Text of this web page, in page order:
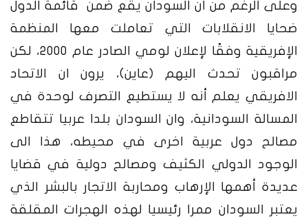
وعلى الرغم من أن السودان يقع ضمن قائمة الدول
ضحايا الانقلابات التي تعاملت معها المنظمة
الإفريقية وفقًا لإعلان لومي الصادر عام 2000، لكن
مراقبون تحدث اليهم (عاين)، يرون ان الاتحاد
الافريقي يعلم أنه لا يستطيع التصرف لوحدة في
المسالة السودانية، وان السودان بلدا عربيا تتقاطع
مصالح دول عربية اخرى في محيطه، هذا الى
الوجود الدولي الكثيف ومصالح دولية في قضايا
عديدة أهمها الإرهاب ومحاربة الاتجار بالبشر الذي
يعتبر السودان ممرا رئيسيا لهذه الهجرات المقلقة